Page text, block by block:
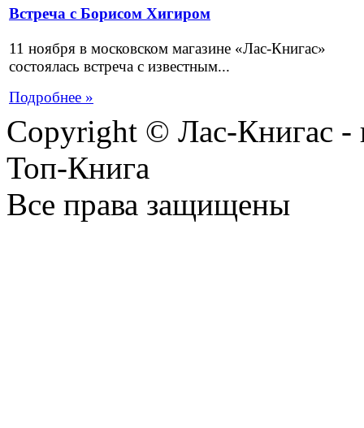
Встреча с Борисом Хигиром
11 ноября в московском магазине «Лас-Книгас»
состоялась встреча с известным...
Подробнее »
Copyright © Лас-Книгас
Топ-Книга
Все права защищены